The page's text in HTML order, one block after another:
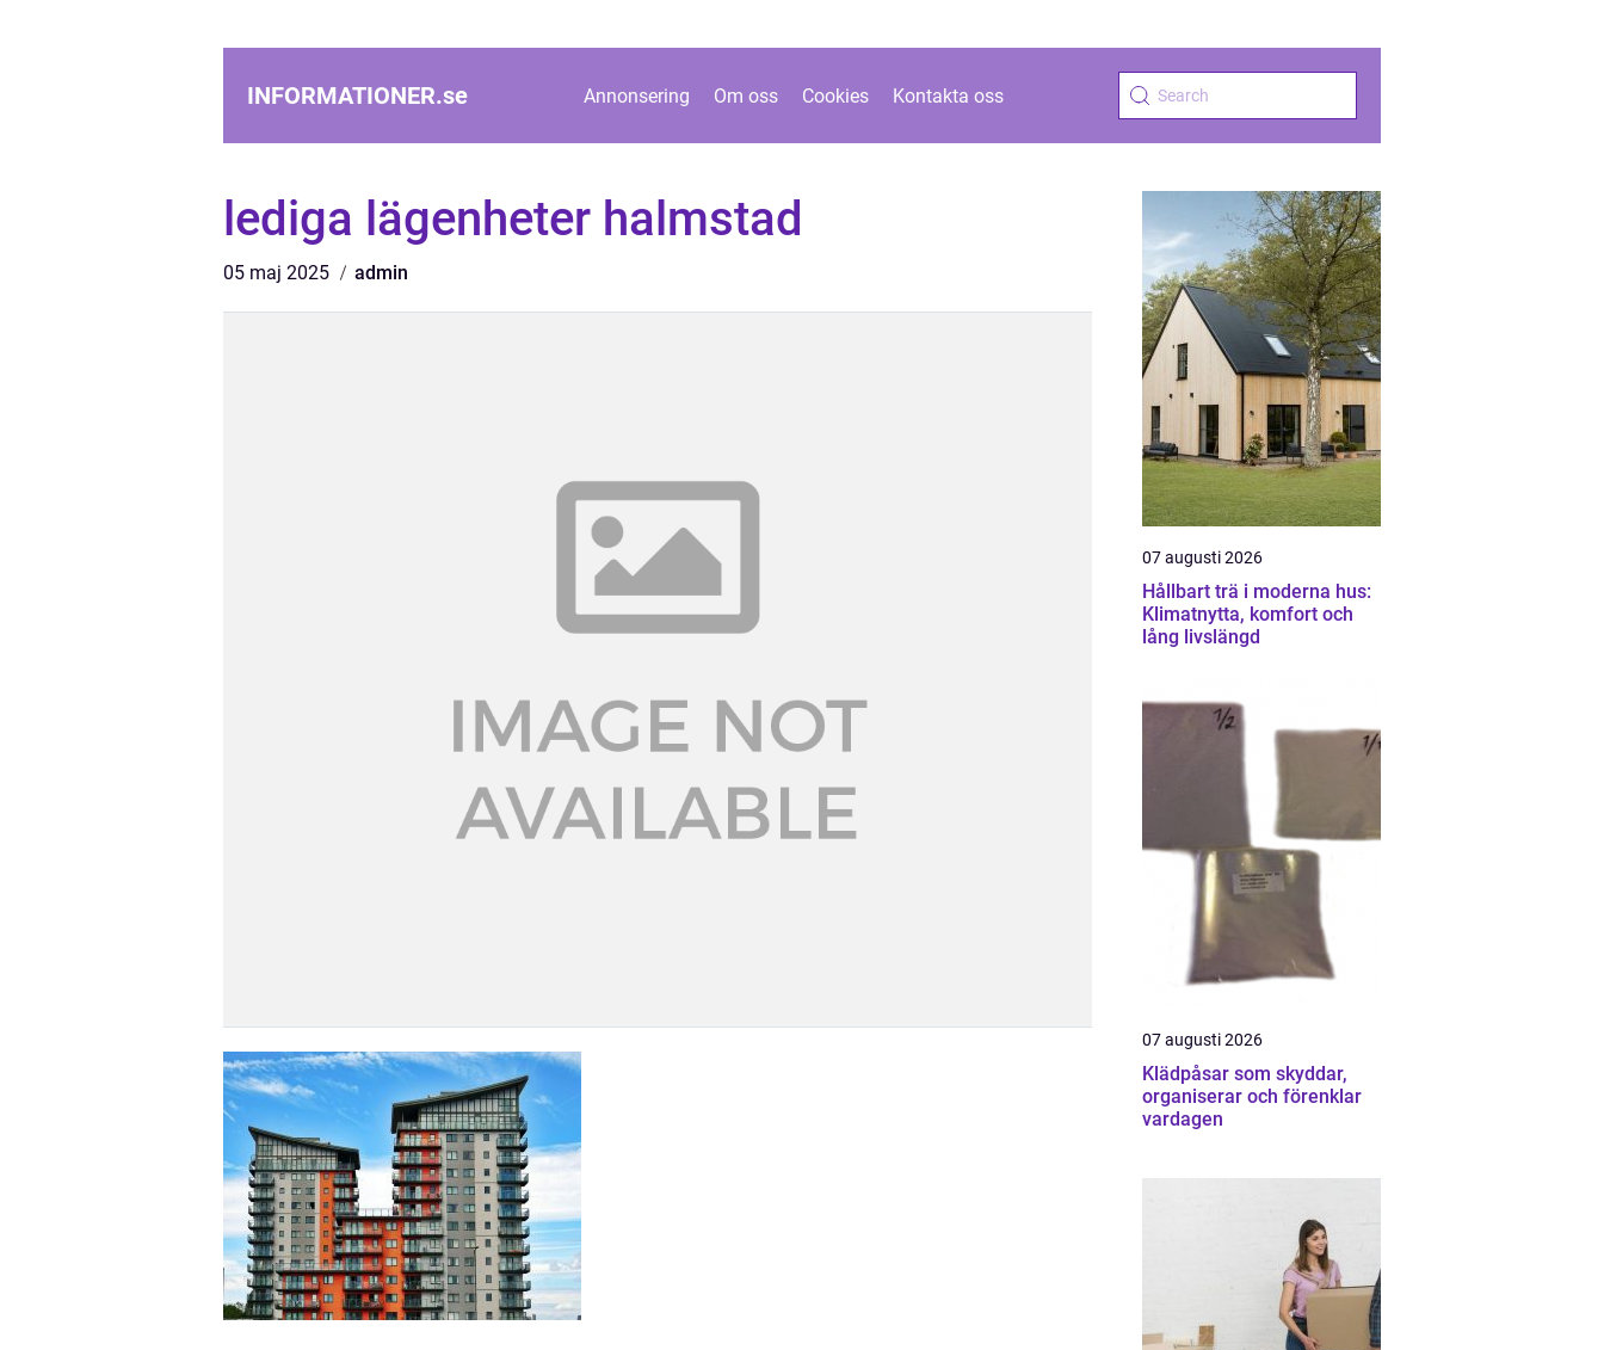
INFORMATIONER.se Annonsering Om oss Cookies Kontakta oss
lediga lägenheter halmstad
05 maj 2025 admin
07 augusti 2026
Hållbart trä i moderna hus:
Klimatnytta, komfort och
lång livslängd
07 augusti 2026
Klädpåsar som skyddar,
organiserar och förenklar
vardagen